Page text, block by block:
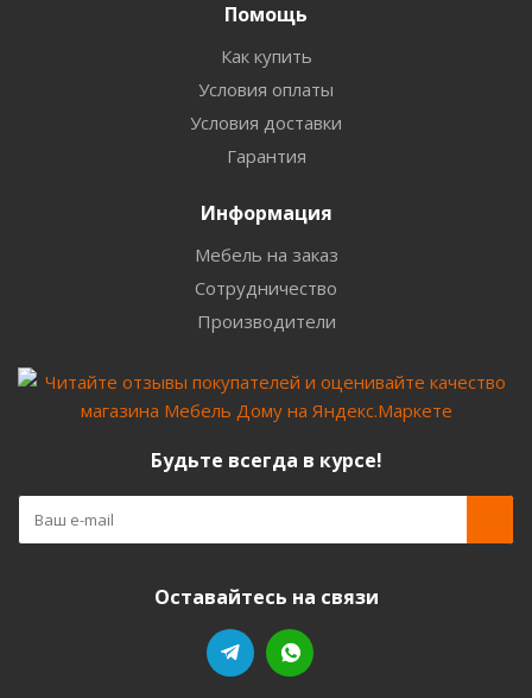
Помощь
Как купить
Условия оплаты
Условия доставки
Гарантия
Информация
Мебель на заказ
Сотрудничество
Производители
Будьте всегда в курсе!
Оставайтесь на связи